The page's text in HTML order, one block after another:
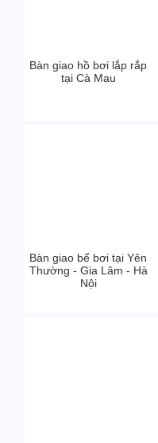
Bàn giao hồ bơi lắp rắp
tại Cà Mau
Bàn giao bể bơi tại Yên
Thường - Gia Lâm - Hà
Nội